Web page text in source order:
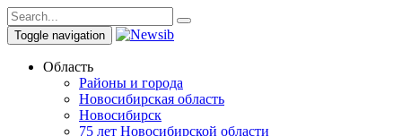
Toggle navigation
Область
Районы и города
Новосибирская область
Новосибирск
75 лет Новосибирской области